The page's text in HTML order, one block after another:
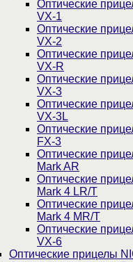
Оптические
VX-1
Оптические
VX-2
Оптические
VX-R
Оптические
VX-3
Оптические
VX-3L
Оптические
FX-3
Оптические
Mark AR
Оптические
Mark 4 LR/T
Оптические
Mark 4 MR/T
Оптические
VX-6
Оптические прицелы